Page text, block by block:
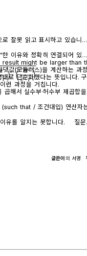
이유와 정확히 연결되어 있습
값(모듈러스)을 계산하는 과정
로 단순화했다는 뜻입니다. 구
런 과정을 거칩니다.
)⋅(ere⋅r)―
해서 실수부·허수부 제곱합을
이 쓰이는데, 이런 규칙들
, 원래는 (e≠0, r+l·ω·i ≠ 0 등)
더 넓은 정의역의 식으로 바꿔
, 유리화" 같은 재간소화를 자
시점의 식은 아직
알지는 못합니다. 질문하
글쓴이의 서명